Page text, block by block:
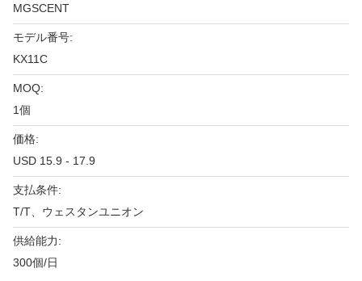
MGSCENT
モデル番号:
KX11C
MOQ:
1個
価格:
USD 15.9 - 17.9
支払条件:
T/T、ウェスタンユニオン
供給能力:
300個/日